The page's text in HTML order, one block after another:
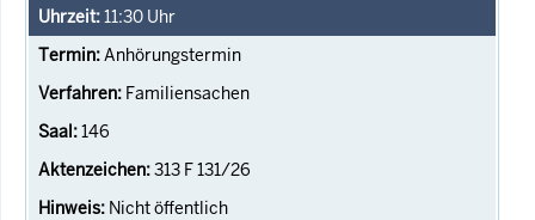
11:30 Uhr
Anhörungstermin
Familiensachen
146
313 F 131/26
Nicht öffentlich